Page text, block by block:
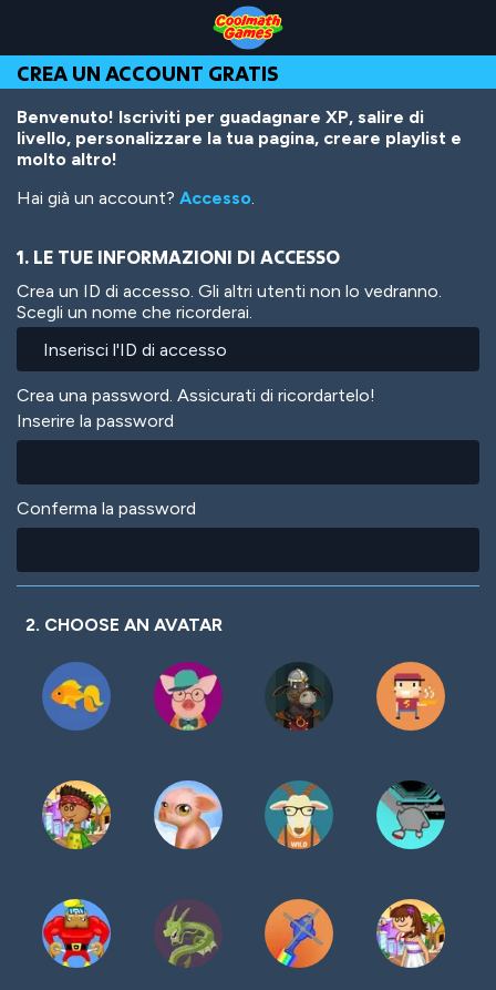
Top
of
Page
Navigation
Main
Content
Footer
contenuto
principale
CREA UN ACCOUNT GRATIS
Benvenuto! Iscriviti per guadagnare XP, salire di
livello, personalizzare la tua pagina, creare playlist e
molto altro!
Hai già un account? Accesso.
1. LE TUE INFORMAZIONI DI ACCESSO
Crea un ID di accesso. Gli altri utenti non lo vedranno.
Scegli un nome che ricorderai.
Crea una password. Assicurati di ricordartelo!
Inserire la password
Conferma la password
2. CHOOSE AN AVATAR